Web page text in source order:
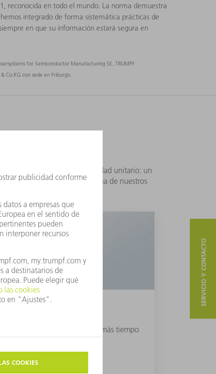
reconocida en todo el mundo. La norma demuestra
integrado de forma sistemática prácticas de
en que su información estará segura en
for Semiconductor Manufacturing SE, TRUMPF
Co.KG con sede en Friburgo.
un sistema de gestión de calidad unitario: un
y en la mejora continua de nuestros
“El orden nos permite dedicar más tiempo
SERVICIO Y CONTACTO